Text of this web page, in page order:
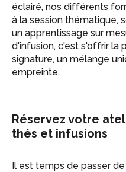
éclairé, nos différents
à la session thématique,
un apprentissage sur
d'infusion, c'est s'offrir la
signature, un mélange
empreinte.
Réservez votre
thés et infusions
Il est temps de passer